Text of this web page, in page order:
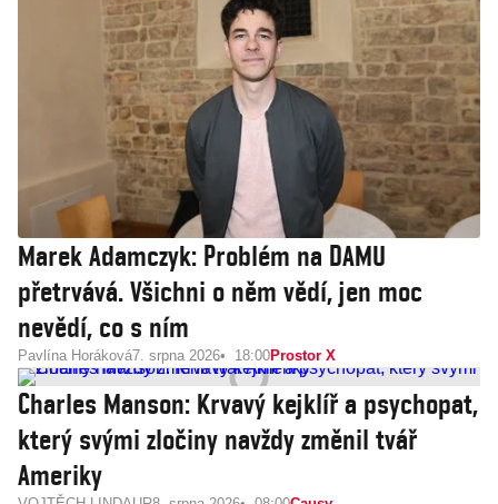
Marek Adamczyk: Problém na DAMU
přetrvává. Všichni o něm vědí, jen moc
nevědí, co s ním
Pavlína Horáková7. srpna 2026 18:00Prostor X
Charles Manson: Krvavý kejklíř a psychopat,
který svými zločiny navždy změnil tvář
Ameriky